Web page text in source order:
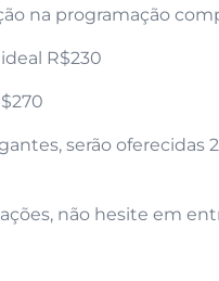
na programação
R$230
serão oferecidas
não hesite em